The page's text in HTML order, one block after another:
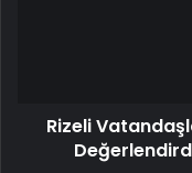
Rizeli